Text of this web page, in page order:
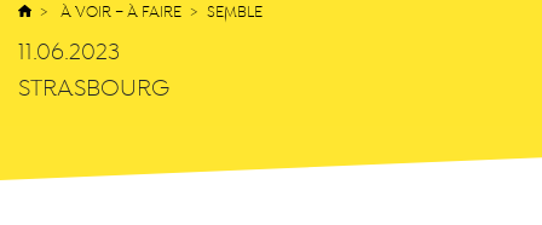
À VOIR – À FAIRE SEMBLE
11.06.2023
STRASBOURG